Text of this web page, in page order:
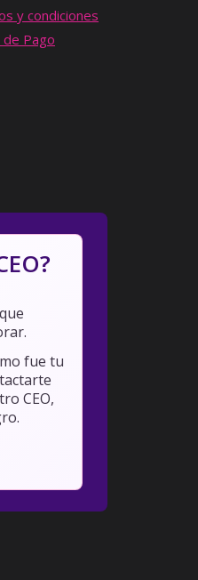
y condiciones
Pago
fue tu
CEO,